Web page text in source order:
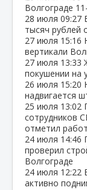
Волгограде
28 июля 09:27
тысяч рублей
27 июля 15:16
вертикали
27 июля 13:33
покушении на
26 июля 15:20
надвигается
25 июля 13:02
сотрудников
отметил
24 июля 14:46
проверил
Волгограде
24 июля 12:22
активно